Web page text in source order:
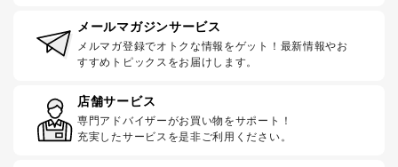
メールマガジンサービス
メルマガ登録でオトクな情報をゲット！最新情報やお
すすめトピックスをお届けします。
店舗サービス
専門アドバイザーがお買い物をサポート！
充実したサービスを是非ご利用ください。